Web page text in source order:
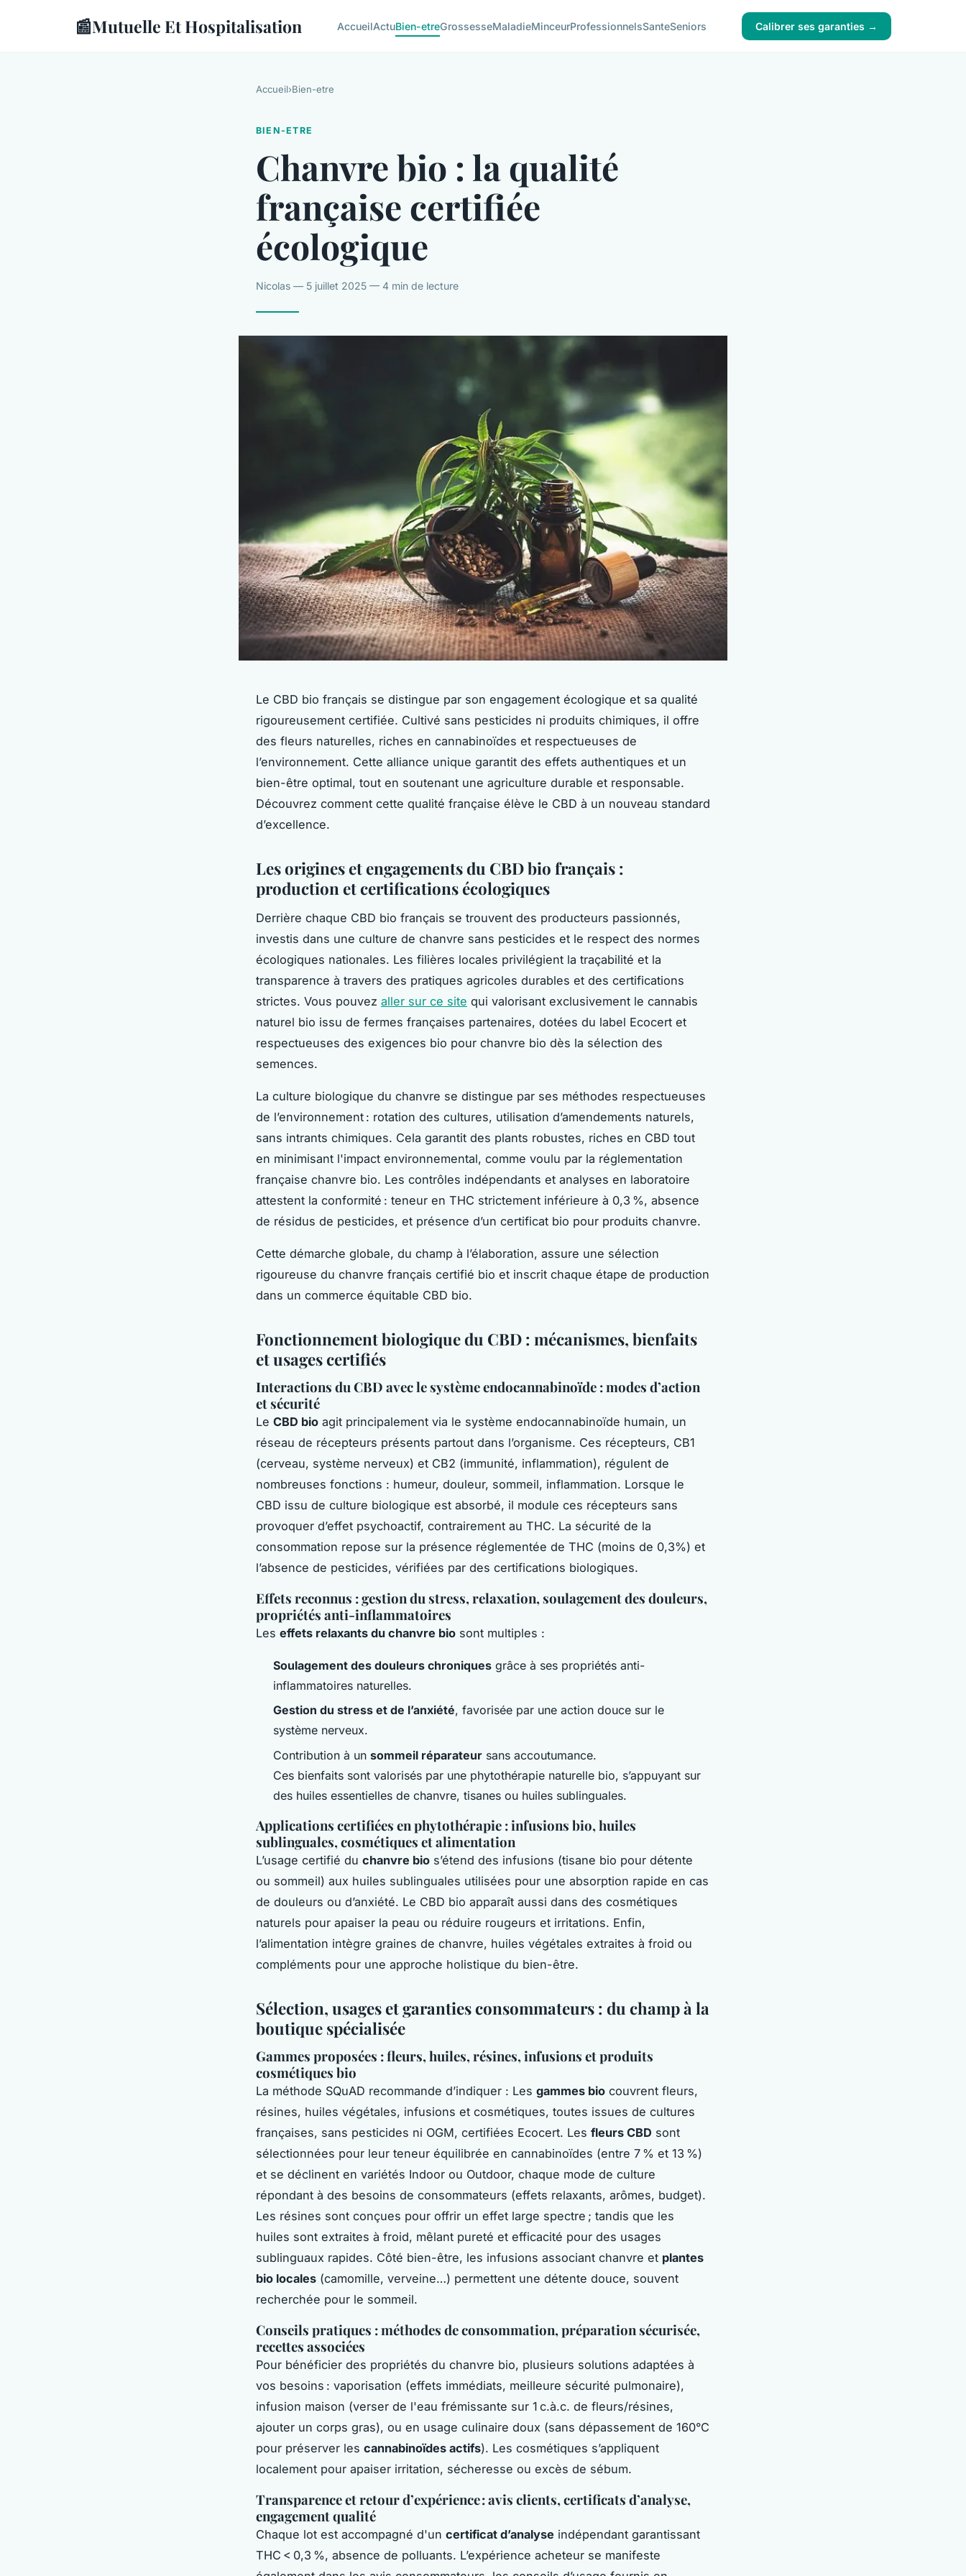
📰Mutuelle Et Hospitalisation AccueilActuBien-etreGrossesseMaladieMinceurProfessionnelsSanteSeniors Calibrer ses garanties →
Accueil›Bien-etre
BIEN-ETRE
Chanvre bio : la qualité
française certifiée
écologique
Nicolas — 5 juillet 2025 — 4 min de lecture
Le CBD bio français se distingue par son engagement écologique et sa qualité
rigoureusement certifiée. Cultivé sans pesticides ni produits chimiques, il offre
des fleurs naturelles, riches en cannabinoïdes et respectueuses de
l’environnement. Cette alliance unique garantit des effets authentiques et un
bien-être optimal, tout en soutenant une agriculture durable et responsable.
Découvrez comment cette qualité française élève le CBD à un nouveau standard
d’excellence.
Les origines et engagements du CBD bio français :
production et certifications écologiques
Derrière chaque CBD bio français se trouvent des producteurs passionnés,
investis dans une culture de chanvre sans pesticides et le respect des normes
écologiques nationales. Les filières locales privilégient la traçabilité et la
transparence à travers des pratiques agricoles durables et des certifications
strictes. Vous pouvez aller sur ce site qui valorisant exclusivement le cannabis
naturel bio issu de fermes françaises partenaires, dotées du label Ecocert et
respectueuses des exigences bio pour chanvre bio dès la sélection des
semences.
La culture biologique du chanvre se distingue par ses méthodes respectueuses
de l’environnement : rotation des cultures, utilisation d’amendements naturels,
sans intrants chimiques. Cela garantit des plants robustes, riches en CBD tout
en minimisant l'impact environnemental, comme voulu par la réglementation
française chanvre bio. Les contrôles indépendants et analyses en laboratoire
attestent la conformité : teneur en THC strictement inférieure à 0,3 %, absence
de résidus de pesticides, et présence d’un certificat bio pour produits chanvre.
Cette démarche globale, du champ à l’élaboration, assure une sélection
rigoureuse du chanvre français certifié bio et inscrit chaque étape de production
dans un commerce équitable CBD bio.
Fonctionnement biologique du CBD : mécanismes, bienfaits
et usages certifiés
Interactions du CBD avec le système endocannabinoïde : modes d’action
et sécurité
Le CBD bio agit principalement via le système endocannabinoïde humain, un
réseau de récepteurs présents partout dans l’organisme. Ces récepteurs, CB1
(cerveau, système nerveux) et CB2 (immunité, inflammation), régulent de
nombreuses fonctions : humeur, douleur, sommeil, inflammation. Lorsque le
CBD issu de culture biologique est absorbé, il module ces récepteurs sans
provoquer d’effet psychoactif, contrairement au THC. La sécurité de la
consommation repose sur la présence réglementée de THC (moins de 0,3%) et
l’absence de pesticides, vérifiées par des certifications biologiques.
Effets reconnus : gestion du stress, relaxation, soulagement des douleurs,
propriétés anti-inflammatoires
Les effets relaxants du chanvre bio sont multiples :
Soulagement des douleurs chroniques grâce à ses propriétés anti-
inflammatoires naturelles.
Gestion du stress et de l’anxiété, favorisée par une action douce sur le
système nerveux.
Contribution à un sommeil réparateur sans accoutumance.
Ces bienfaits sont valorisés par une phytothérapie naturelle bio, s’appuyant sur
des huiles essentielles de chanvre, tisanes ou huiles sublinguales.
Applications certifiées en phytothérapie : infusions bio, huiles
sublinguales, cosmétiques et alimentation
L’usage certifié du chanvre bio s’étend des infusions (tisane bio pour détente
ou sommeil) aux huiles sublinguales utilisées pour une absorption rapide en cas
de douleurs ou d’anxiété. Le CBD bio apparaît aussi dans des cosmétiques
naturels pour apaiser la peau ou réduire rougeurs et irritations. Enfin,
l’alimentation intègre graines de chanvre, huiles végétales extraites à froid ou
compléments pour une approche holistique du bien-être.
Sélection, usages et garanties consommateurs : du champ à la
boutique spécialisée
Gammes proposées : fleurs, huiles, résines, infusions et produits
cosmétiques bio
La méthode SQuAD recommande d’indiquer : Les gammes bio couvrent fleurs,
résines, huiles végétales, infusions et cosmétiques, toutes issues de cultures
françaises, sans pesticides ni OGM, certifiées Ecocert. Les fleurs CBD sont
sélectionnées pour leur teneur équilibrée en cannabinoïdes (entre 7 % et 13 %)
et se déclinent en variétés Indoor ou Outdoor, chaque mode de culture
répondant à des besoins de consommateurs (effets relaxants, arômes, budget).
Les résines sont conçues pour offrir un effet large spectre ; tandis que les
huiles sont extraites à froid, mêlant pureté et efficacité pour des usages
sublinguaux rapides. Côté bien-être, les infusions associant chanvre et plantes
bio locales (camomille, verveine…) permettent une détente douce, souvent
recherchée pour le sommeil.
Conseils pratiques : méthodes de consommation, préparation sécurisée,
recettes associées
Pour bénéficier des propriétés du chanvre bio, plusieurs solutions adaptées à
vos besoins : vaporisation (effets immédiats, meilleure sécurité pulmonaire),
infusion maison (verser de l'eau frémissante sur 1 c.à.c. de fleurs/résines,
ajouter un corps gras), ou en usage culinaire doux (sans dépassement de 160°C
pour préserver les cannabinoïdes actifs). Les cosmétiques s’appliquent
localement pour apaiser irritation, sécheresse ou excès de sébum.
Transparence et retour d’expérience : avis clients, certificats d’analyse,
engagement qualité
Chaque lot est accompagné d'un certificat d’analyse indépendant garantissant
THC < 0,3 %, absence de polluants. L’expérience acheteur se manifeste